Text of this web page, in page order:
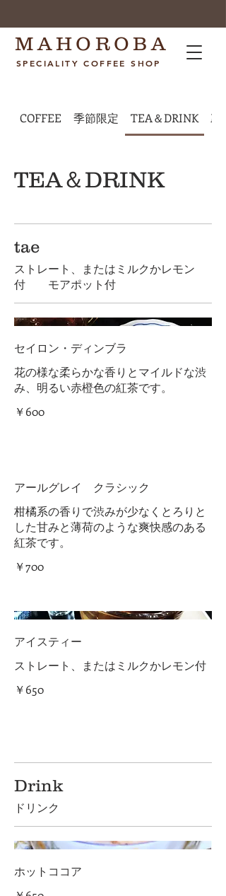
MAHOROBA
SPECIALITY COFFEE SHOP
COFFEE 季節限定 TEA＆DRINK
TEA＆DRINK
tae
ストレート、またはミルクかレモン
付 モアポット付
セイロン・ディンブラ
花の様な柔らかな香りとマイルドな渋
み、明るい赤橙色の紅茶です。
￥600
アールグレイ クラシック
柑橘系の香りで渋みが少なくとろりと
した甘みと薄荷のような爽快感のある
紅茶です。
￥700
アイスティー
ストレート、またはミルクかレモン付
￥650
Drink
ドリンク
ホットココア